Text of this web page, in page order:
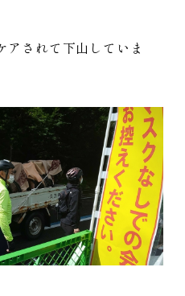
アされて下山していま